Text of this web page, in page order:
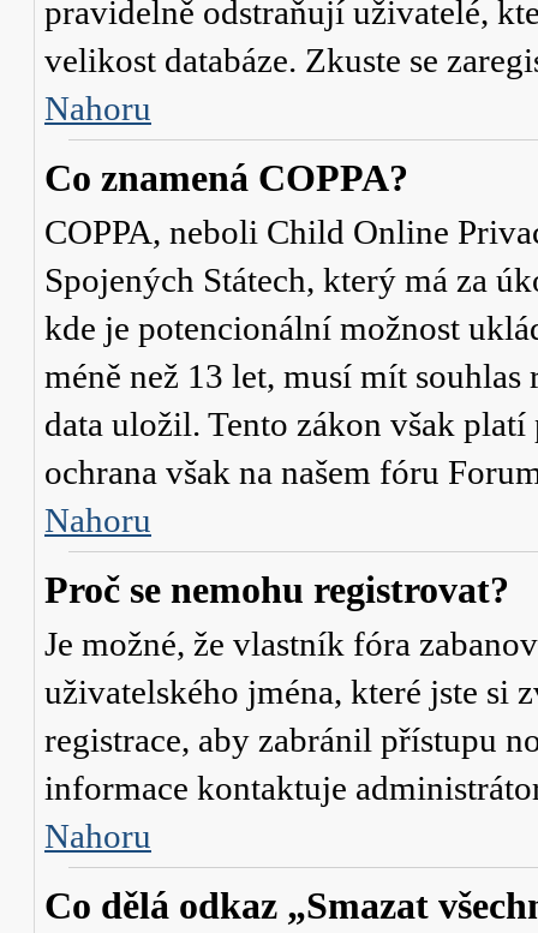
pravidelně odstraňují uživatelé,
velikost databáze. Zkuste se
Nahoru
Co znamená COPPA?
COPPA, neboli Child Online
Spojených Státech, který má za
kde je potencionální možnost
méně než 13 let, musí mít
data uložil. Tento zákon však
ochrana však na našem fóru
Nahoru
Proč se nemohu registrovat?
Je možné, že vlastník fóra
uživatelského jména, které jste
registrace, aby zabránil přístupu
informace kontaktuje
Nahoru
Co dělá odkaz „Smazat